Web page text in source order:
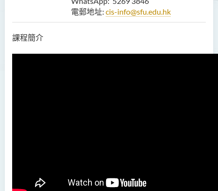
電郵地址: cis-info@sfu.edu.hk
課程簡介
查詢
讀制)